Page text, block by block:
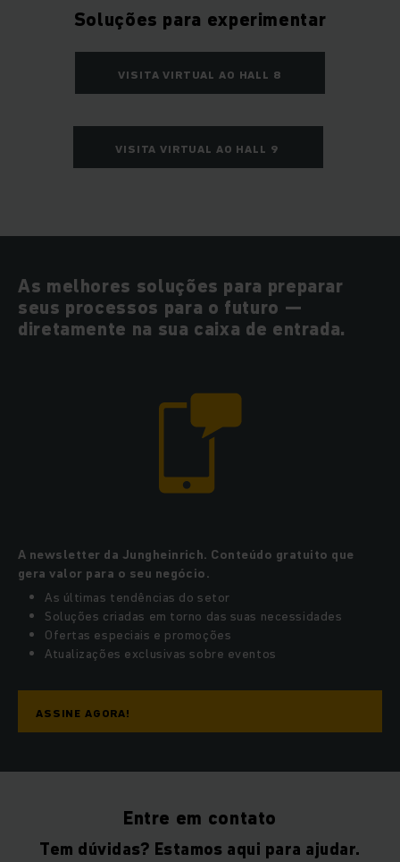
Soluções para experimentar
VISITA VIRTUAL AO HALL 8
VISITA VIRTUAL AO HALL 9
As melhores soluções para preparar
seus processos para o futuro —
diretamente na sua caixa de entrada.
A newsletter da Jungheinrich. Conteúdo gratuito que
gera valor para o seu negócio.
As últimas tendências do setor
Soluções criadas em torno das suas necessidades
Ofertas especiais e promoções
Atualizações exclusivas sobre eventos
ASSINE AGORA!
Entre em contato
Tem dúvidas? Estamos aqui para ajudar.